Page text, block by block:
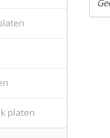
platen